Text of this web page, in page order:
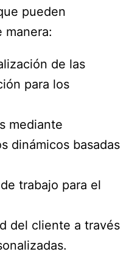
pueden
manera:
de las
para los
mediante
dinámicos basadas
trabajo para el
del cliente a través